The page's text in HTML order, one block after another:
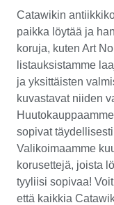
Catawikin
paikka löytää ja
koruja, kuten Art
listauksistamme
ja yksittäisten
kuvastavat niiden
sopivat
Valikoimaamme
korusettejä, joista
tyyliisi sopivaa!
että kaikkia